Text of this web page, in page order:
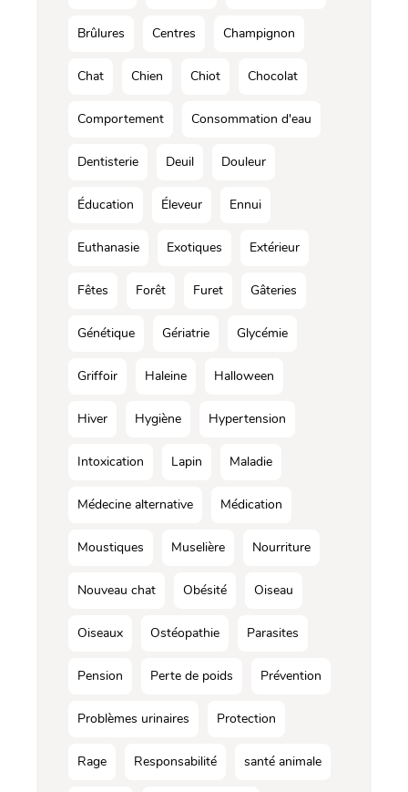
Brûlures Centres Champignon
Chat Chien Chiot Chocolat
Comportement Consommation d'eau
Dentisterie Deuil Douleur
Éducation Éleveur Ennui
Euthanasie Exotiques Extérieur
Fêtes Forêt Furet Gâteries
Génétique Gériatrie Glycémie
Griffoir Haleine Halloween
Hiver Hygiène Hypertension
Intoxication Lapin Maladie
Médecine alternative Médication
Moustiques Muselière Nourriture
Nouveau chat Obésité Oiseau
Oiseaux Ostéopathie Parasites
Pension Perte de poids Prévention
Problèmes urinaires Protection
Rage Responsabilité santé animale